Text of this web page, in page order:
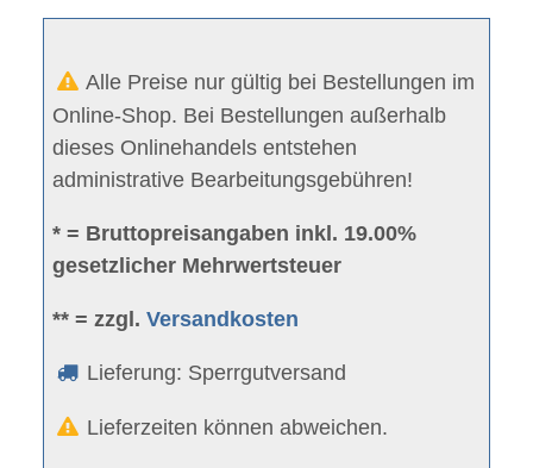
Alle Preise nur gültig bei Bestellungen im
Online-Shop. Bei Bestellungen außerhalb
dieses Onlinehandels entstehen
administrative Bearbeitungsgebühren!
* = Bruttopreisangaben inkl. 19.00%
gesetzlicher Mehrwertsteuer
** = zzgl.Versandkosten
Lieferung: Sperrgutversand
Lieferzeiten können abweichen.